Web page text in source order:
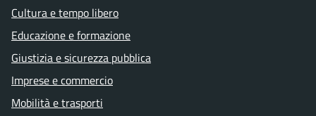
Cultura e tempo libero
Educazione e formazione
Giustizia e sicurezza pubblica
Imprese e commercio
Mobilità e trasporti